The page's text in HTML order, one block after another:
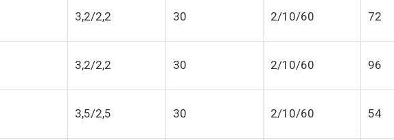
3,2/2,2 30 2/10/60 72
3,2/2,2 30 2/10/60 96
3,5/2,5 30 2/10/60 54